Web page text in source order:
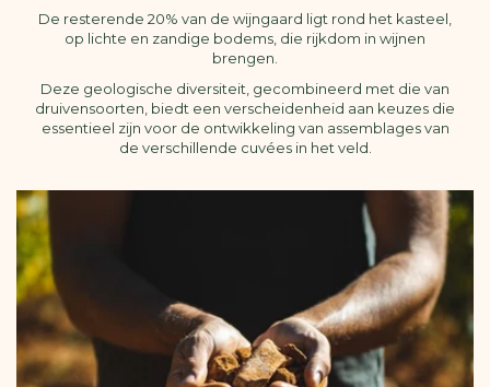
De resterende 20% van de wijngaard ligt rond het kasteel,
op lichte en zandige bodems, die rijkdom in wijnen
brengen.
Deze geologische diversiteit, gecombineerd met die van
druivensoorten, biedt een verscheidenheid aan keuzes die
essentieel zijn voor de ontwikkeling van assemblages van
de verschillende cuvées in het veld.